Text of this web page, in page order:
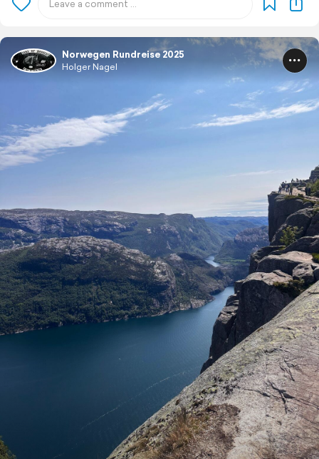
Norwegen Rundreise 2025
Holger Nagel